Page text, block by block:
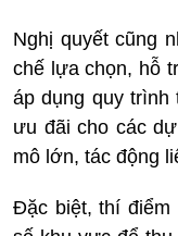
Nghị quyết cũng
chế lựa chọn, hỗ
áp dụng quy
ưu đãi cho các
mô lớn, tác động
Đặc biệt, thí điểm